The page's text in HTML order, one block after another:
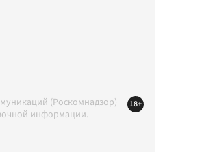
(Роскомнадзор)
информации.
18+